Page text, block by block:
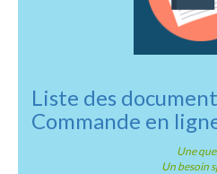
Liste des
Commande en
Une
Un besoin